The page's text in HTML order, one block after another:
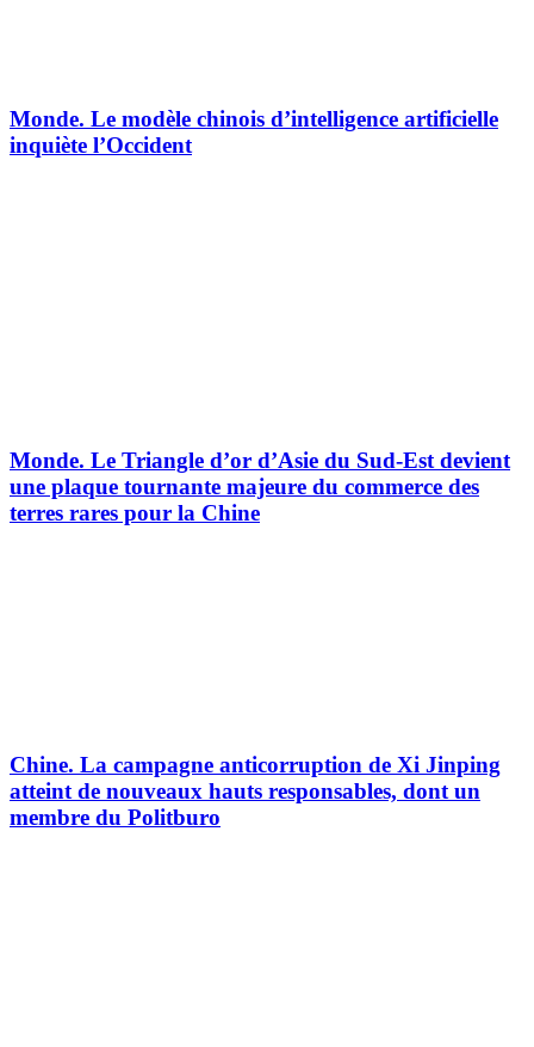
Monde. Le modèle chinois d’intelligence artificielle
inquiète l’Occident
Monde. Le Triangle d’or d’Asie du Sud-Est devient
une plaque tournante majeure du commerce des
terres rares pour la Chine
Chine. La campagne anticorruption de Xi Jinping
atteint de nouveaux hauts responsables, dont un
membre du Politburo